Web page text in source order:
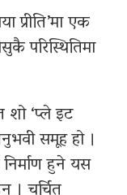
प्रीति’मा एक
परिस्थितिमा
शो ‘प्ले इट
समूह हो ।
निर्माण हुने यस